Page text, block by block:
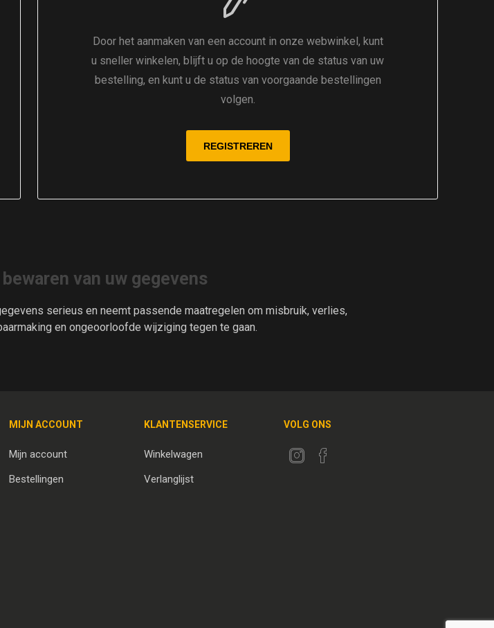
Door het aanmaken van een account in onze webwinkel, kunt
u sneller winkelen, blijft u op de hoogte van de status van uw
bestelling, en kunt u de status van voorgaande bestellingen
volgen.
van uw gegevens
serieus en neemt passende maatregelen om misbruik, verlies,
en ongeoorloofde wijziging tegen te gaan.
MIJN ACCOUNT
Mijn account
Bestellingen
KLANTENSERVICE
Winkelwagen
Verlanglijst
VOLG ONS